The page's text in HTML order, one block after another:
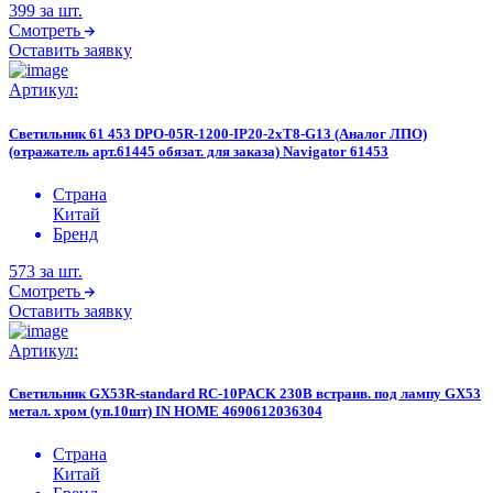
399 за шт.
Смотреть
Оставить заявку
Артикул:
Светильник 61 453 DPO-05R-1200-IP20-2хT8-G13 (Аналог ЛПО)
(отражатель арт.61445 обязат. для заказа) Navigator 61453
Страна
Китай
Бренд
573 за шт.
Смотреть
Оставить заявку
Артикул:
Светильник GX53R-standard RC-10PACK 230В встраив. под лампу GX53
метал. хром (уп.10шт) IN HOME 4690612036304
Страна
Китай